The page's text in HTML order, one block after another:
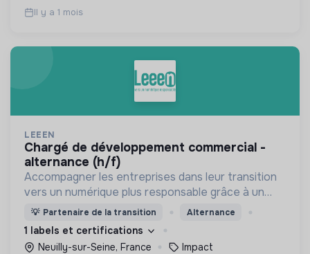
Il y a 1 mois
LEEEN
chargé de développement commercial -
alternance (h/f)
Accompagner les entreprises dans leur transition
vers un numérique plus responsable grâce à un
calculateur et une méthodologie que nous avons
développés (IT-Score) et qui évalue la
performance des SI
💡 Partenaire de la transition Alternance
1 labels et certifications
Neuilly-sur-Seine, France
Impact